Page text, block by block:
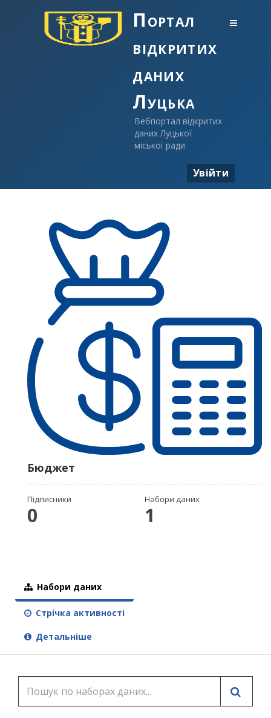
Портал
відкритих
даних
Луцька
Вебпортал відкритих
даних Луцької
міської ради
Увійти
Бюджет
Підписники
0
Набори даних
1
Набори даних
Стрічка активності
Детальніше